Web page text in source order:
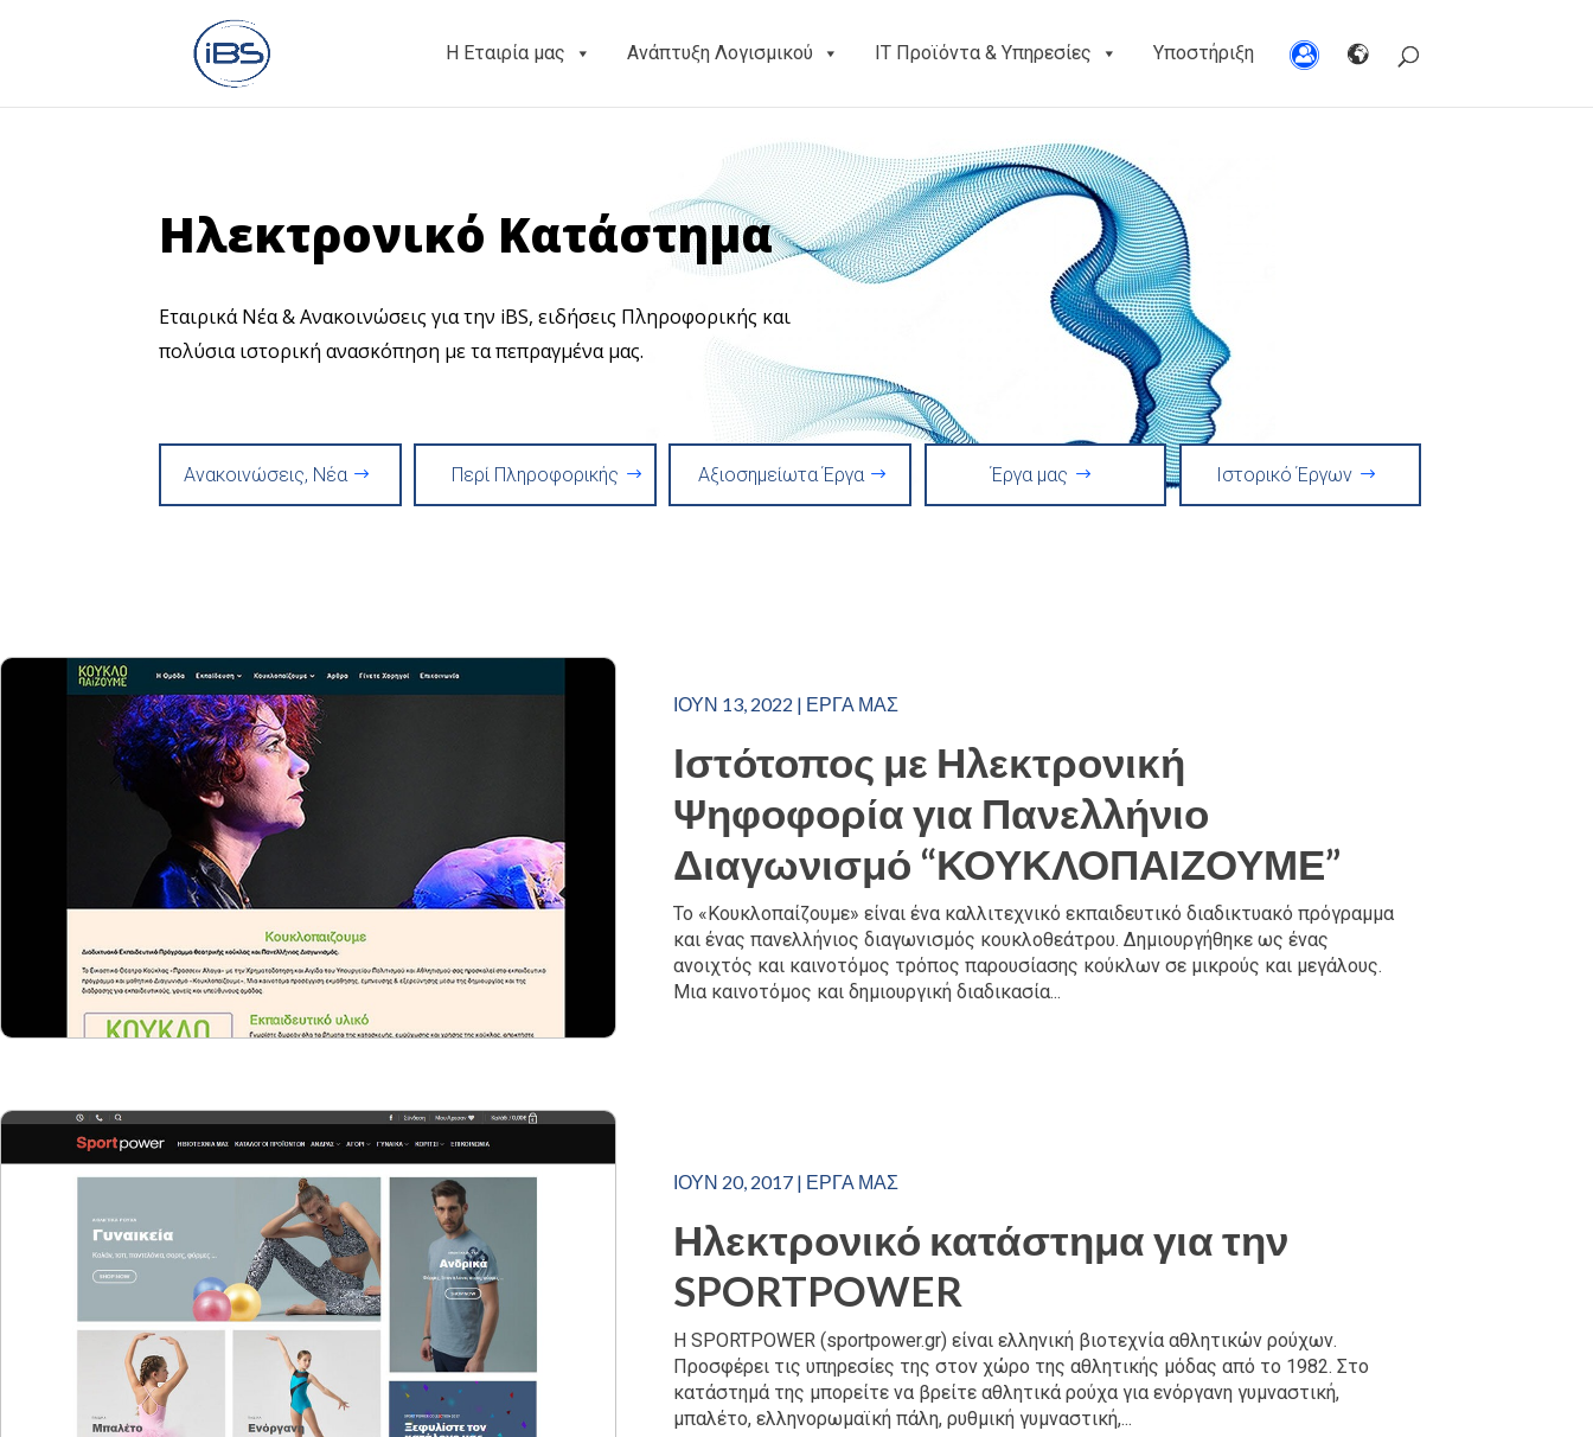
Η Εταιρία μας Ανάπτυξη Λογισμικού ΙΤ Προϊόντα & Υπηρεσίες Υποστήριξη
Ηλεκτρονικό Κατάστημα
Εταιρικά Νέα & Ανακοινώσεις για την iBS, ειδήσεις Πληροφορικής και
πολύσια ιστορική ανασκόπηση με τα πεπραγμένα μας.
Ανακοινώσεις, Νέα Περί Πληροφορικής Αξιοσημείωτα Έργα Έργα μας Ιστορικό Έργων
ΙΟΎΝ 13, 2022 | ΈΡΓΑ ΜΑΣ
Ιστότοπος με Ηλεκτρονική
Ψηφοφορία για Πανελλήνιο
Διαγωνισμό “ΚΟΥΚΛΟΠΑΙΖΟΥΜΕ”
Το «Κουκλοπαίζουμε» είναι ένα καλλιτεχνικό εκπαιδευτικό διαδικτυακό πρόγραμμα
και ένας πανελλήνιος διαγωνισμός κουκλοθεάτρου. Δημιουργήθηκε ως ένας
ανοιχτός και καινοτόμος τρόπος παρουσίασης κούκλων σε μικρούς και μεγάλους.
Μια καινοτόμος και δημιουργική διαδικασία...
ΙΟΎΝ 20, 2017| ΈΡΓΑ ΜΑΣ
Ηλεκτρονικό κατάστημα για την
SPORTPOWER
Η SPORTPOWER (sportpower.gr) είναι ελληνική βιοτεχνία αθλητικών ρούχων.
Προσφέρει τις υπηρεσίες της στον χώρο της αθλητικής μόδας από το 1982. Στο
κατάστημά της μπορείτε να βρείτε αθλητικά ρούχα για ενόργανη γυμναστική,
μπαλέτο, ελληνορωμαϊκή πάλη, ρυθμική γυμναστική,...